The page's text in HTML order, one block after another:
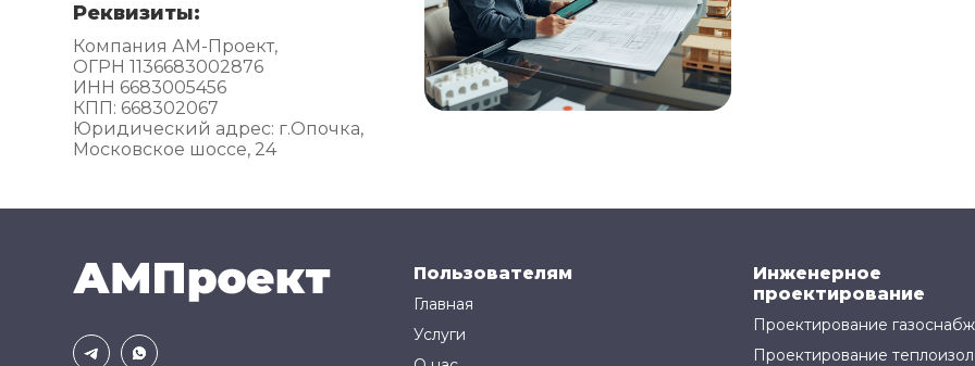
Реквизиты:
Компания АМ-Проект,
ОГРН 1136683002876
ИНН 6683005456
КПП: 668302067
Юридический адрес: г.Опочка,
Московское шоссе, 24
Пользователям
Главная
Услуги
Инженерное
проектирование
Проектирование
Проектирование